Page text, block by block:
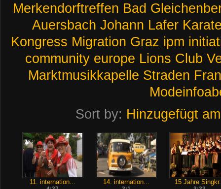
Merkendorftreffen Bad
Auersbach Johann Lafer
Kongress Migration Graz ipm
community europe Lions Club
Marktmusikkapelle Straden
Sort by: Hinzugefügt am
11. internation... 14. internation... 15 Jahre